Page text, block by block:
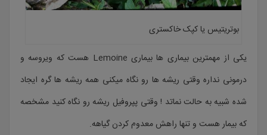
بوتریتیس یا کپک خاکستری
یکی از مهمترین بیماری ها بیماری Lemoine هست که ویروسه و
درمونی نداره وقتی ریشه ها رو نگاه میکنی همه ریشه ها گره ایجاد
شده شبیه به حالت نماتد ! وقتی پپروفیل ریشه رو نگاه کنید مشخصه
که بیمار هست و تنها راهش معدوم کردن گیاهه.